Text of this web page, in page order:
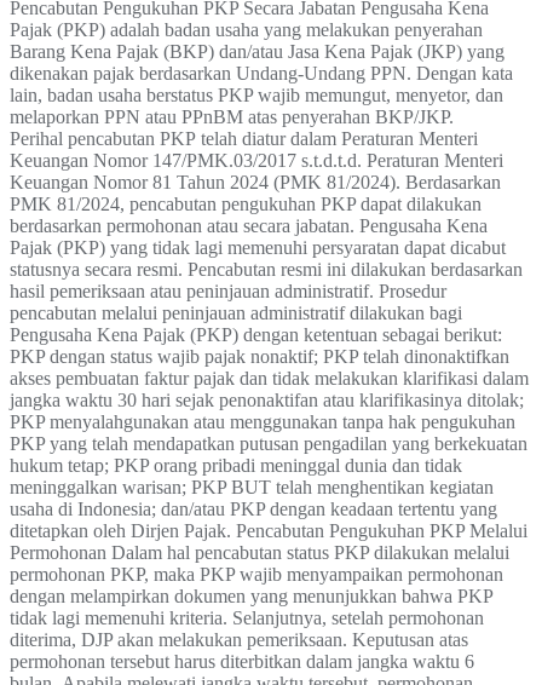
Pencabutan Pengukuhan PKP Secara Jabatan Pengusaha Kena
Pajak (PKP) adalah badan usaha yang melakukan penyerahan
Barang Kena Pajak (BKP) dan/atau Jasa Kena Pajak (JKP) yang
dikenakan pajak berdasarkan Undang-Undang PPN. Dengan kata
lain, badan usaha berstatus PKP wajib memungut, menyetor, dan
melaporkan PPN atau PPnBM atas penyerahan BKP/JKP.
Perihal pencabutan PKP telah diatur dalam Peraturan Menteri
Keuangan Nomor 147/PMK.03/2017 s.t.d.t.d. Peraturan Menteri
Keuangan Nomor 81 Tahun 2024 (PMK 81/2024). Berdasarkan
PMK 81/2024, pencabutan pengukuhan PKP dapat dilakukan
berdasarkan permohonan atau secara jabatan. Pengusaha Kena
Pajak (PKP) yang tidak lagi memenuhi persyaratan dapat dicabut
statusnya secara resmi. Pencabutan resmi ini dilakukan berdasarkan
hasil pemeriksaan atau peninjauan administratif. Prosedur
pencabutan melalui peninjauan administratif dilakukan bagi
Pengusaha Kena Pajak (PKP) dengan ketentuan sebagai berikut:
PKP dengan status wajib pajak nonaktif; PKP telah dinonaktifkan
akses pembuatan faktur pajak dan tidak melakukan klarifikasi dalam
jangka waktu 30 hari sejak penonaktifan atau klarifikasinya ditolak;
PKP menyalahgunakan atau menggunakan tanpa hak pengukuhan
PKP yang telah mendapatkan putusan pengadilan yang berkekuatan
hukum tetap; PKP orang pribadi meninggal dunia dan tidak
meninggalkan warisan; PKP BUT telah menghentikan kegiatan
usaha di Indonesia; dan/atau PKP dengan keadaan tertentu yang
ditetapkan oleh Dirjen Pajak. Pencabutan Pengukuhan PKP Melalui
Permohonan Dalam hal pencabutan status PKP dilakukan melalui
permohonan PKP, maka PKP wajib menyampaikan permohonan
dengan melampirkan dokumen yang menunjukkan bahwa PKP
tidak lagi memenuhi kriteria. Selanjutnya, setelah permohonan
diterima, DJP akan melakukan pemeriksaan. Keputusan atas
permohonan tersebut harus diterbitkan dalam jangka waktu 6